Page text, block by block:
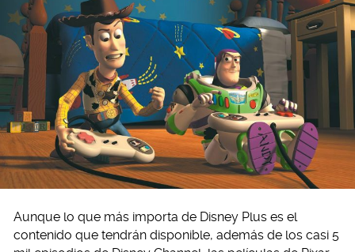
Aunque lo que más importa de Disney Plus es el
contenido que tendrán disponible, además de los casi 5